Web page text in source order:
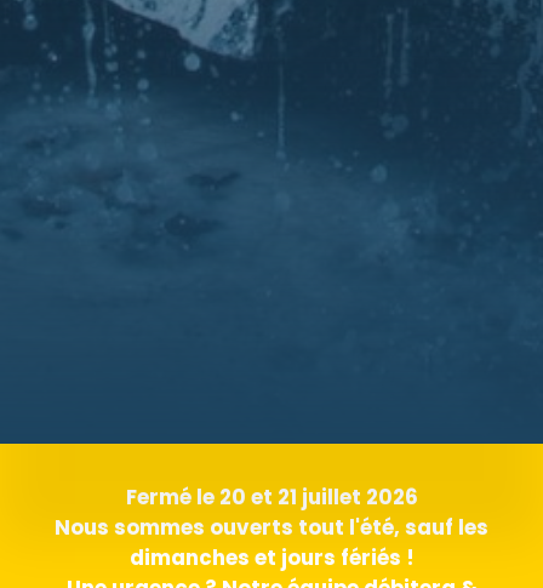
Fermé le 20 et 21 juillet 2026
Nous sommes ouverts tout l'été, sauf les
dimanches et jours fériés !